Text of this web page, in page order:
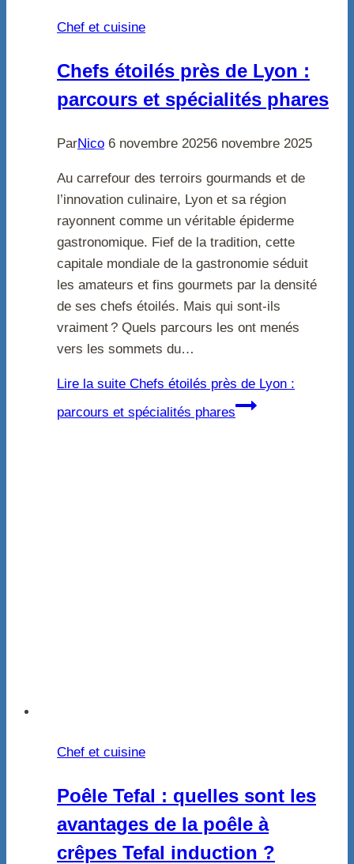
Chef et cuisine
Chefs étoilés près de Lyon :
parcours et spécialités phares
ParNico 6 novembre 20256 novembre 2025
Au carrefour des terroirs gourmands et de
l’innovation culinaire, Lyon et sa région
rayonnent comme un véritable épiderme
gastronomique. Fief de la tradition, cette
capitale mondiale de la gastronomie séduit
les amateurs et fins gourmets par la densité
de ses chefs étoilés. Mais qui sont-ils
vraiment ? Quels parcours les ont menés
vers les sommets du…
Lire la suite Chefs étoilés près de Lyon :
parcours et spécialités phares
Chef et cuisine
Poêle Tefal : quelles sont les
avantages de la poêle à
crêpes Tefal induction ?